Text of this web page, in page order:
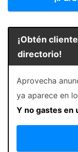
¡Obtén
directorio!
Aprovecha
ya aparece en
Y no gastes en